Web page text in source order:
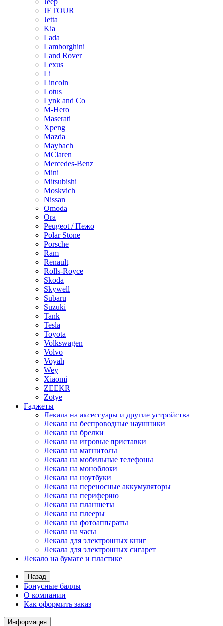
Jeep
JETOUR
Jetta
Kia
Lada
Lamborghini
Land Rover
Lexus
Li
Lincoln
Lotus
Lynk and Co
M-Hero
Maserati
Xpeng
Mazda
Maybach
MClaren
Mercedes-Benz
Mini
Mitsubishi
Moskvich
Nissan
Omoda
Ora
Peugeot / Пежо
Polar Stone
Porsche
Ram
Renault
Rolls-Royce
Skoda
Skywell
Subaru
Suzuki
Tank
Tesla
Toyota
Volkswagen
Volvo
Voyah
Wey
Xiaomi
ZEEKR
Zotye
Гаджеты
Лекала на аксессуары и другие устройства
Лекала на беспроводные наушники
Лекала на брелки
Лекала на игровые приставки
Лекала на магнитолы
Лекала на мобильные телефоны
Лекала на моноблоки
Лекала на ноутбуки
Лекала на переносные аккумуляторы
Лекала на периферию
Лекала на планшеты
Лекала на плееры
Лекала на фотоаппараты
Лекала на часы
Лекала для электронных книг
Лекала для электронных сигарет
Лекало на бумаге и пластике
Назад
Бонусные баллы
О компании
Как оформить заказ
Информация